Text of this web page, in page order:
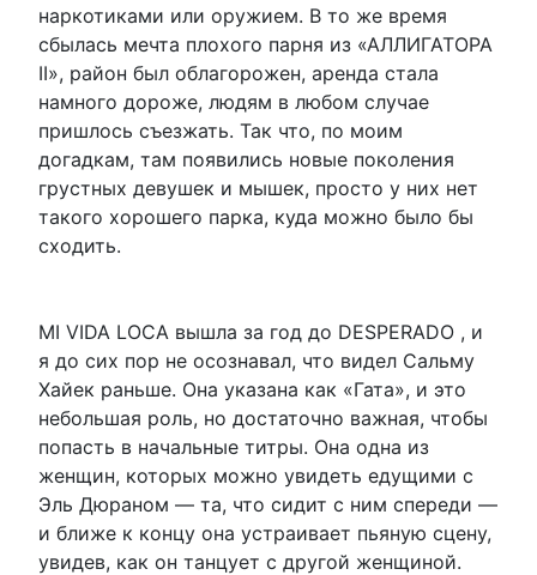
наркотиками или оружием. В то же время
сбылась мечта плохого парня из «АЛЛИГАТОРА
II», район был облагорожен, аренда стала
намного дороже, людям в любом случае
пришлось съезжать. Так что, по моим
догадкам, там появились новые поколения
грустных девушек и мышек, просто у них нет
такого хорошего парка, куда можно было бы
сходить.
MI VIDA LOCA вышла за год до DESPERADO , и
я до сих пор не осознавал, что видел Сальму
Хайек раньше. Она указана как «Гата», и это
небольшая роль, но достаточно важная, чтобы
попасть в начальные титры. Она одна из
женщин, которых можно увидеть едущими с
Эль Дюраном — та, что сидит с ним спереди —
и ближе к концу она устраивает пьяную сцену,
увидев, как он танцует с другой женщиной.